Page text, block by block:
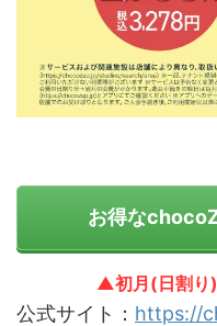
お得な
▲初月(日割り
公式サイト： https://